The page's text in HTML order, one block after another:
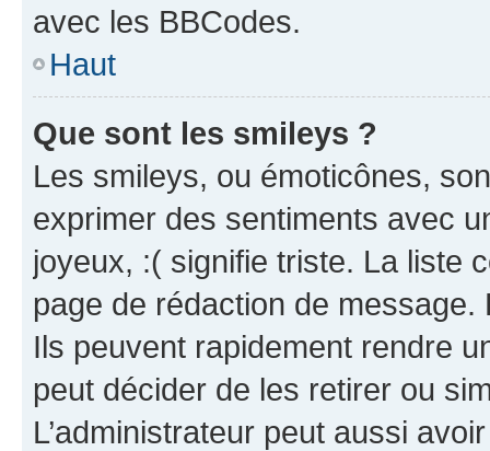
avec les BBCodes.
Haut
Que sont les smileys ?
Les smileys, ou émoticônes,
exprimer des sentiments avec
joyeux, :( signifie triste. La liste
page de rédaction de
Ils peuvent rapidement rendre
peut décider de les retirer ou
L’administrateur peut aussi